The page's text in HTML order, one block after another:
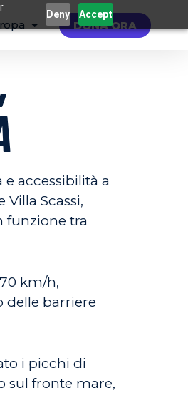
Deny Accept
DONA ORA
accessibilità a
Scassi,
funzione tra
km/h,
delle barriere
i picchi di
sul fronte mare,